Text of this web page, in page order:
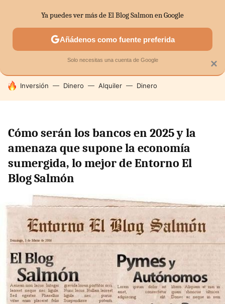
SECTORES ECONOMÍA DOMÉSTICA MERCADOS
HOY SE HABLA DE
Inversión Dinero Alquiler Dinero
Cómo serán los bancos en 2025 y la
amenaza que supone la economía
sumergida, lo mejor de Entorno El
Blog Salmón
×
Ya puedes ver más de El Blog Salmon en Google
Añádenos como fuente preferida
Solo necesitas una cuenta de Google